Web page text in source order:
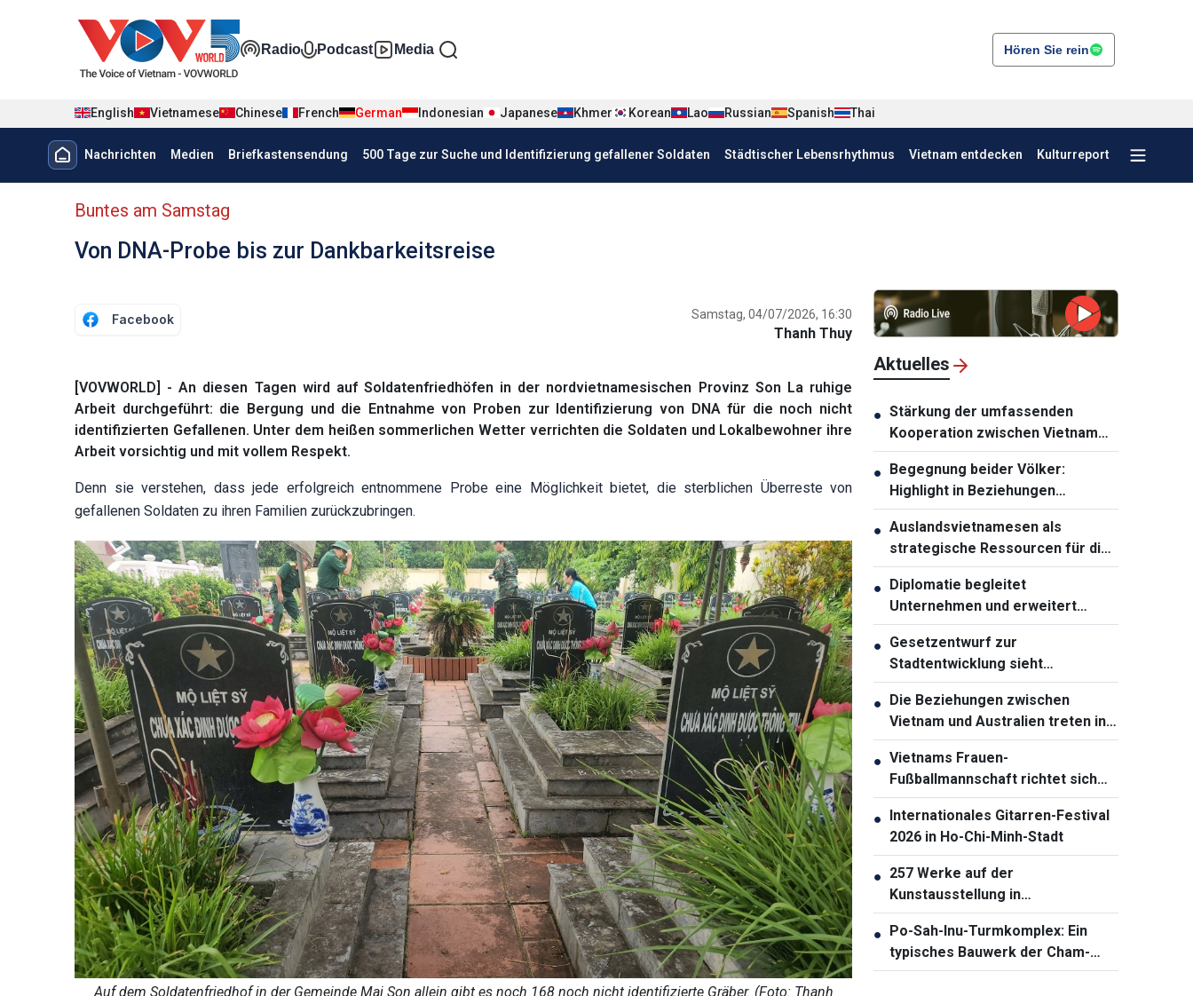
Đa phương tiện tiếng Đức
Radio Podcast Media Hören Sie rein
English Vietnamese Chinese French German Indonesian Japanese Khmer Korean Lao Russian Spanish Thai
Menu trang chủ tiếng Đức
Nachrichten Medien Briefkastensendung 500 Tage zur Suche und Identifizierung gefallener Soldaten Städtischer Lebensrhythmus Vietnam entdecken Kulturreport
menu phụ tiếng Đức
Buntes am Samstag
Von DNA-Probe bis zur Dankbarkeitsreise
Facebook Samstag, 04/07/2026, 16:30
Thanh Thuy
[VOVWORLD] - An diesen Tagen wird auf Soldatenfriedhöfen in der nordvietnamesischen Provinz Son La ruhige
Arbeit durchgeführt: die Bergung und die Entnahme von Proben zur Identifizierung von DNA für die noch nicht
identifizierten Gefallenen. Unter dem heißen sommerlichen Wetter verrichten die Soldaten und Lokalbewohner ihre
Arbeit vorsichtig und mit vollem Respekt.
Denn sie verstehen, dass jede erfolgreich entnommene Probe eine Möglichkeit bietet, die sterblichen Überreste von
gefallenen Soldaten zu ihren Familien zurückzubringen.
Auf dem Soldatenfriedhof in der Gemeinde Mai Son allein gibt es noch 168 noch nicht identifizierte Gräber. (Foto: Thanh
Aktuelles
● Stärkung der umfassenden
Kooperation zwischen Vietnam
und Thailand
● Begegnung beider Völker:
Highlight in Beziehungen
zwischen Vietnam und Australien
● Auslandsvietnamesen als
strategische Ressourcen für die
Entwicklung des Landes
● Diplomatie begleitet
Unternehmen und erweitert
Entwicklungsräume Vietnams
● Gesetzentwurf zur
Stadtentwicklung sieht
weitreichende
Sondermechanismen für Ho-Chi-
Minh-Stadt vor
● Die Beziehungen zwischen
Vietnam und Australien treten in
eine neue Entwicklungsphase ein
● Vietnams Frauen-
Fußballmannschaft richtet sich
auf ASIAD 20
● Internationales Gitarren-Festival
2026 in Ho-Chi-Minh-Stadt
● 257 Werke auf der
Kunstausstellung in
Südzentralvietnam vorgestellt
● Po-Sah-Inu-Turmkomplex: Ein
typisches Bauwerk der Cham-
Architektur in der Provinz Lam